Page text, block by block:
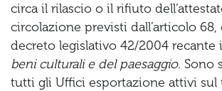
circa il rilascio o il rifiuto
circolazione previsti dall’articolo
decreto legislativo 42/2004 recante
beni culturali e del paesaggio. Sono
tutti gli Uffici esportazione attivi sul